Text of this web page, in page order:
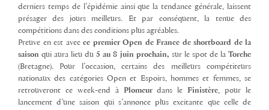
derniers temps de l’épidémie ainsi que la tendance générale, laissent
présager des jours meilleurs. Et par conséquent, la tenue des
compétitions dans des conditions plus agréables.
Preuve en est avec ce premier Open de France de shortboard de la
saisonqui aura lieu du5 au 8 juin prochain, sur le spot de laTorche
(Bretagne). Pour l’occasion, certains des meilleurs compétiteurs
nationaux des catégories Open et Espoirs, hommes et femmes, se
retrouveront ce week-end à Plomeurdans leFinistère, pour le
lancement d’une saison qui s’annonce plus excitante que celle de